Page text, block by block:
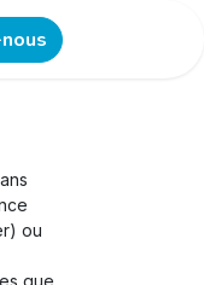
ou
que